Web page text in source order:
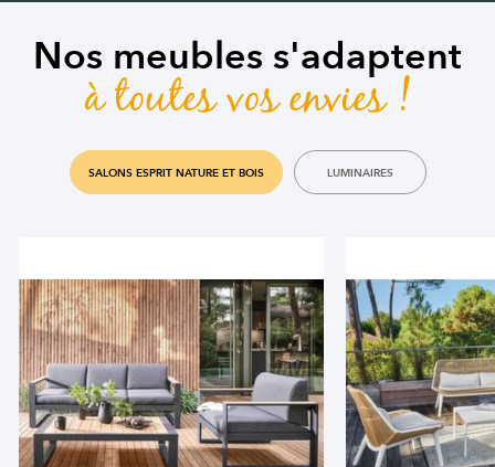
Nos meubles s'adaptent
à toutes vos envies !
SALONS ESPRIT NATURE ET BOIS LUMINAIRES